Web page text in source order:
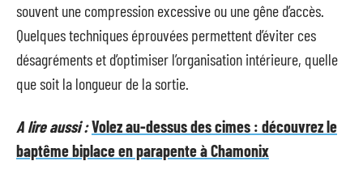
souvent une compression excessive ou une gêne d’accès.
Quelques techniques éprouvées permettent d’éviter ces
désagréments et d’optimiser l’organisation intérieure, quelle
que soit la longueur de la sortie.
A lire aussi :Volez au-dessus des cimes : découvrez le
baptême biplace en parapente à Chamonix